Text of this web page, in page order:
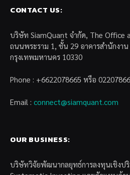
CONTACT US:
บริษัท SiamQuant จำกัด, The Office
ถนนพระราม 1, ชั้น 29 อาคารสำนักงา
กรุงเทพมหานคร 10330
Phone : +6622078665 หรือ
Email : connect@siamquant.com
OUR BUSINESS:
บริษัทวิจัยพัฒนากลยุทธ์การลงทุนเชิง